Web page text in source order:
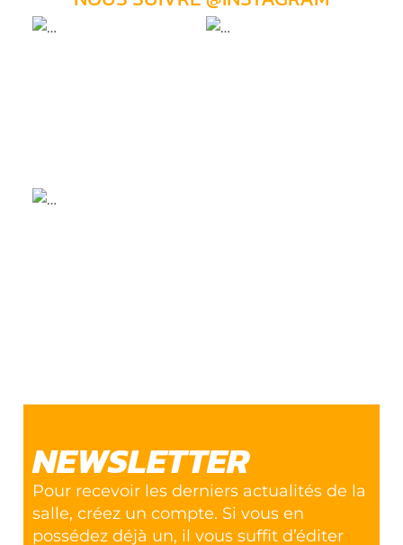
NEWSLETTER
Pour recevoir les derniers actualités de la
salle, créez un compte. Si vous en
possédez déjà un, il vous suffit d’éditer